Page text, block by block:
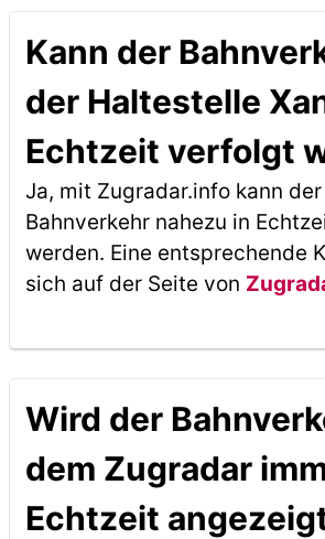
Kann der
der Haltestelle
Echtzeit verfolgt
Ja, mit Zugradar.info kann
Bahnverkehr nahezu in
werden. Eine entsprechende
sich auf der Seite von
Wird der
dem Zugradar
Echtzeit